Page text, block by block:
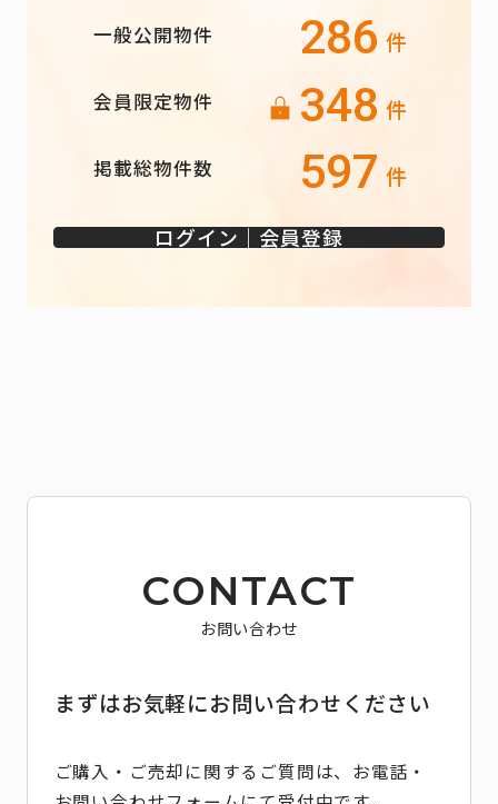
一般公開物件 286 件
会員限定物件 348 件
掲載総物件数 597 件
ログイン｜会員登録
CONTACT
お問い合わせ
まずはお気軽にお問い合わせください
ご購入・ご売却に関するご質問は、お電話・